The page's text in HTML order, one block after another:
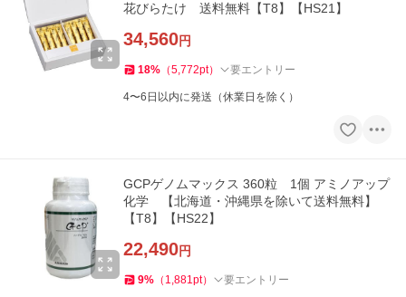
花びらたけ 送料無料【T8】【HS21】
34,560円
18% （5,772pt） 要エントリー
4〜6日以内に発送（休業日を除く）
GCPゲノムマックス 360粒 1個 アミノアップ
化学 【北海道・沖縄県を除いて送料無料】
【T8】【HS22】
22,490円
9% （ 1,881pt） 要エントリー